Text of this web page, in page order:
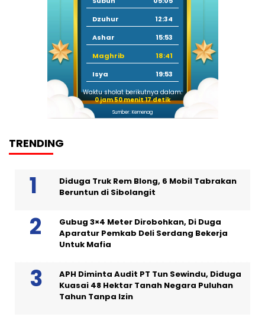
Dzuhur
12:34
Ashar
15:53
Maghrib
18:41
Isya
19:53
Waktu sholat berikutnya dalam:
0 jam 50 menit 16 detik
Sumber: Kemenag
TRENDING
Diduga Truk Rem Blong, 6 Mobil Tabrakan
Beruntun di Sibolangit
Gubug 3×4 Meter Dirobohkan, Di Duga
Aparatur Pemkab Deli Serdang Bekerja
Untuk Mafia
APH Diminta Audit PT Tun Sewindu, Diduga
Kuasai 48 Hektar Tanah Negara Puluhan
Tahun Tanpa Izin